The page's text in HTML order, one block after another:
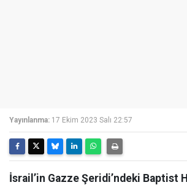
Yayınlanma: 17 Ekim 2023 Salı 22:57
İsrail’in Gazze Şeridi’ndeki Baptist